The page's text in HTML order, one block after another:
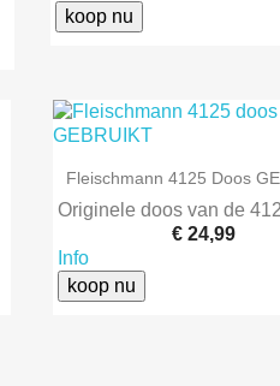
koop nu
 Snel bekijken
Fleischmann 4125 Doos
Originele doos van de
€ 24,99
Info
koop nu